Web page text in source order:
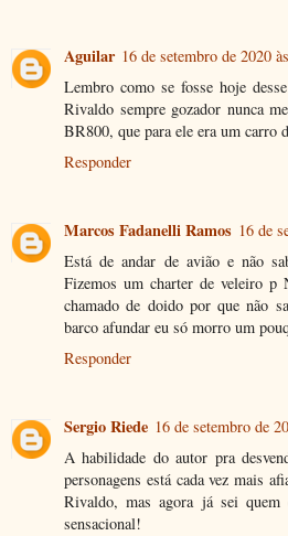
Aguilar 16 de setembro de 2020
Lembro como se fosse hoje
Rivaldo sempre gozador nunca
BR800, que para ele era um carro
Responder
Marcos Fadanelli Ramos 16 de
Está de andar de avião e não
Fizemos um charter de veleiro p
chamado de doido por que não
barco afundar eu só morro um
Responder
Sergio Riede 16 de setembro de
A habilidade do autor pra
personagens está cada vez mais
Rivaldo, mas agora já sei
sensacional!